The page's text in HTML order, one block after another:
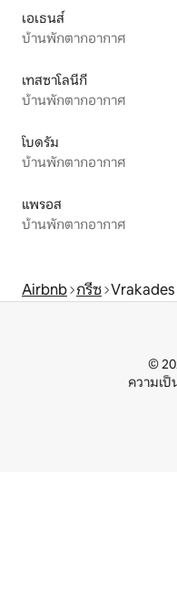
เอเธนส์
บ้านพักตากอากาศ
เทสซาโลนีกี
บ้านพักตากอากาศ
โบดรัม
บ้านพักตากอากาศ
แพรอส
บ้านพักตากอากาศ
Airbnb กรีซ Vrakades
©
ความเ